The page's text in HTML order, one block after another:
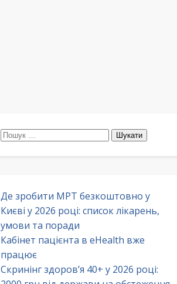
Пошук:
Де зробити МРТ безкоштовно у
Києві у 2026 році: список лікарень,
умови та поради
Кабінет пацієнта в eHealth вже
працює
Скринінг здоров’я 40+ у 2026 році: